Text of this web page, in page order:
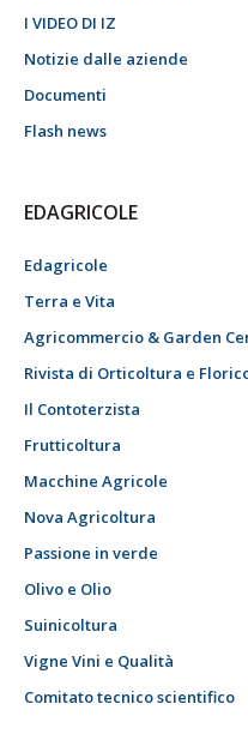
I VIDEO DI IZ
Notizie dalle aziende
Documenti
Flash news
EDAGRICOLE
Edagricole
Terra e Vita
Agricommercio & Garden
Rivista di Orticoltura e
Il Contoterzista
Frutticoltura
Macchine Agricole
Nova Agricoltura
Passione in verde
Olivo e Olio
Suinicoltura
Vigne Vini e Qualità
Comitato tecnico scientifico